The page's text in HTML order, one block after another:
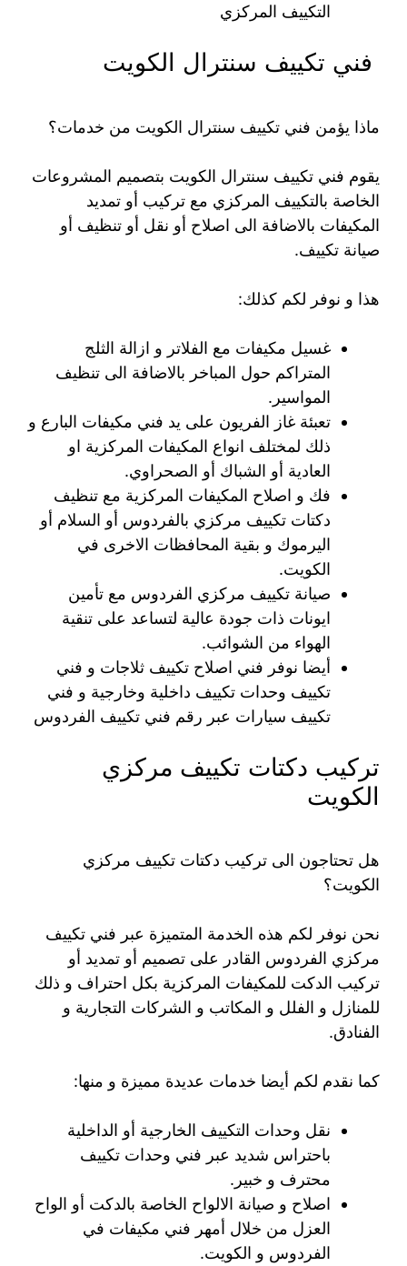
التكييف المركزي
فني تكييف سنترال الكويت
ماذا يؤمن فني تكييف سنترال الكويت من خدمات؟
يقوم فني تكييف سنترال الكويت بتصميم المشروعات
الخاصة بالتكييف المركزي مع تركيب أو تمديد
المكيفات بالاضافة الى اصلاح أو نقل أو تنظيف أو
صيانة تكييف.
هذا و نوفر لكم كذلك:
غسيل مكيفات مع الفلاتر و ازالة الثلج
المتراكم حول المباخر بالاضافة الى تنظيف
المواسير.
تعبئة غاز الفريون على يد فني مكيفات البارع و
ذلك لمختلف انواع المكيفات المركزية او
العادية أو الشباك أو الصحراوي.
فك و اصلاح المكيفات المركزية مع تنظيف
دكتات تكييف مركزي بالفردوس أو السلام أو
اليرموك و بقية المحافظات الاخرى في
الكويت.
صيانة تكييف مركزي الفردوس مع تأمين
ايونات ذات جودة عالية لتساعد على تنقية
الهواء من الشوائب.
أيضا نوفر فني اصلاح تكييف ثلاجات و فني
تكييف وحدات تكييف داخلية وخارجية و فني
تكييف سيارات عبر رقم فني تكييف الفردوس
تركيب دكتات تكييف مركزي
الكويت
هل تحتاجون الى تركيب دكتات تكييف مركزي
الكويت؟
نحن نوفر لكم هذه الخدمة المتميزة عبر فني تكييف
مركزي الفردوس القادر على تصميم أو تمديد أو
تركيب الدكت للمكيفات المركزية بكل احتراف و ذلك
للمنازل و الفلل و المكاتب و الشركات التجارية و
الفنادق.
كما نقدم لكم أيضا خدمات عديدة مميزة و منها:
نقل وحدات التكييف الخارجية أو الداخلية
باحتراس شديد عبر فني وحدات تكييف
محترف و خبير.
اصلاح و صيانة الالواح الخاصة بالدكت أو الواح
العزل من خلال أمهر فني مكيفات في
الفردوس و الكويت.